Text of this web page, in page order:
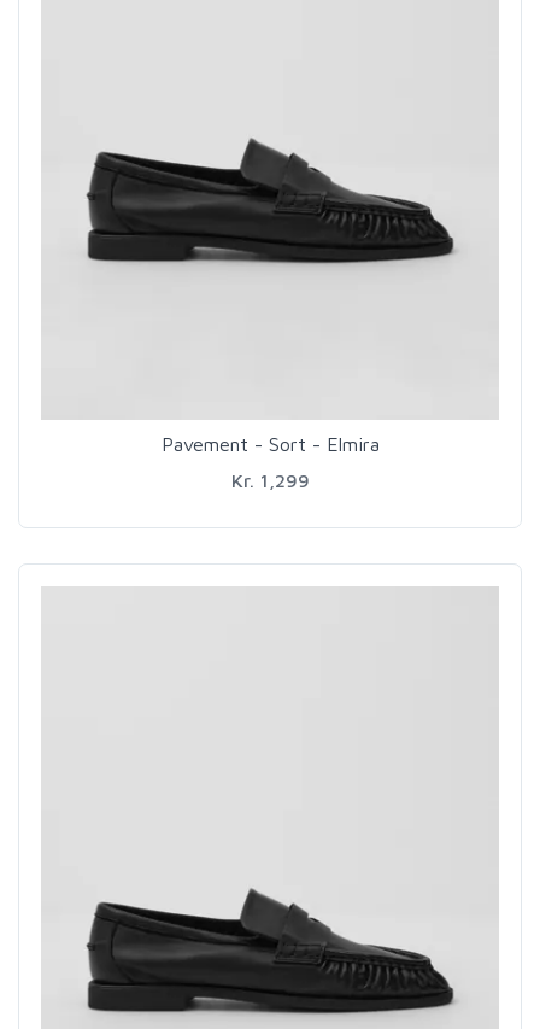
Pavement - Sort - Elmira
Kr. 1,299